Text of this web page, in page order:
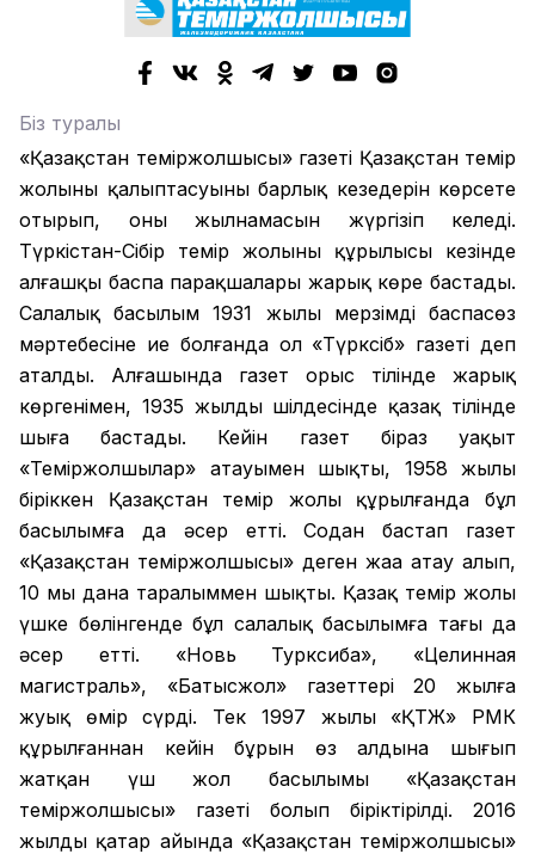
Біз туралы
«Қазақстан теміржолшысы» газеті Қазақстан темір
жолының қалыптасуының барлық кезеңдерін көрсете
отырып, оның жылнамасын жүргізіп келеді.
Түркістан-Сібір темір жолының құрылысы кезінде
алғашқы баспа парақшалары жарық көре бастады.
Салалық басылым 1931 жылы мерзімді баспасөз
мәртебесіне ие болғанда ол «Түрксіб» газеті деп
аталды. Алғашында газет орыс тілінде жарық
көргенімен, 1935 жылдың шілдесінде қазақ тілінде
шыға бастады. Кейін газет біраз уақыт
«Теміржолшылар» атауымен шықты, 1958 жылы
біріккен Қазақстан темір жолы құрылғанда бұл
басылымға да әсер етті. Содан бастап газет
«Қазақстан теміржолшысы» деген жаңа атау алып,
10 мың дана таралыммен шықты. Қазақ темір жолы
үшке бөлінгенде бұл салалық басылымға тағы да
әсер етті. «Новь Турксиба», «Целинная
магистраль», «Батысжол» газеттері 20 жылға
жуық өмір сүрді. Тек 1997 жылы «ҚТЖ» РМК
құрылғаннан кейін бұрын өз алдына шығып
жатқан үш жол басылымы «Қазақстан
теміржолшысы» газеті болып біріктірілді. 2016
жылдың қаңтар айында «Қазақстан теміржолшысы»